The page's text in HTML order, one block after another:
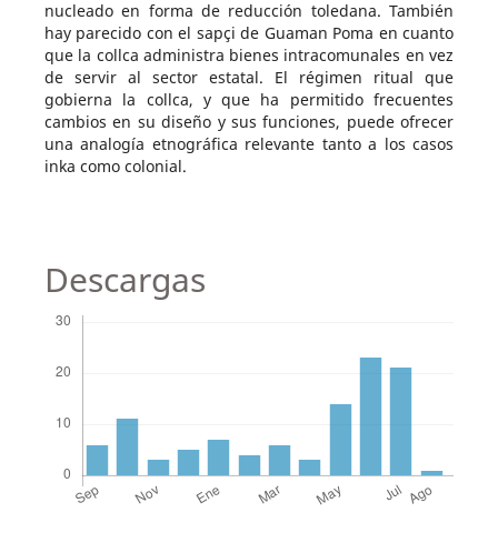
nucleado en forma de reducción toledana. También
hay parecido con el sapçi de Guaman Poma en cuanto
que la collca administra bienes intracomunales en vez
de servir al sector estatal. El régimen ritual que
gobierna la collca, y que ha permitido frecuentes
cambios en su diseño y sus funciones, puede ofrecer
una analogía etnográfica relevante tanto a los casos
inka como colonial.
Descargas